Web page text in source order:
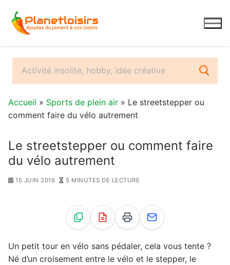
contenu
Accueil » Sports de plein air » Le streetstepper ou
comment faire du vélo autrement
Le streetstepper ou comment faire
du vélo autrement
15 JUIN 2016 5 MINUTES DE LECTURE
Un petit tour en vélo sans pédaler, cela vous tente ?
Né d’un croisement entre le vélo et le stepper, le